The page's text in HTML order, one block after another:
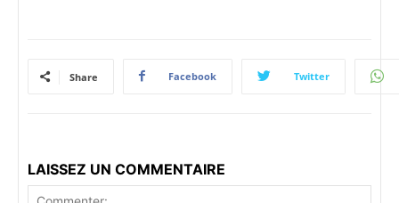
Share Facebook Twitter
LAISSEZ UN COMMENTAIRE